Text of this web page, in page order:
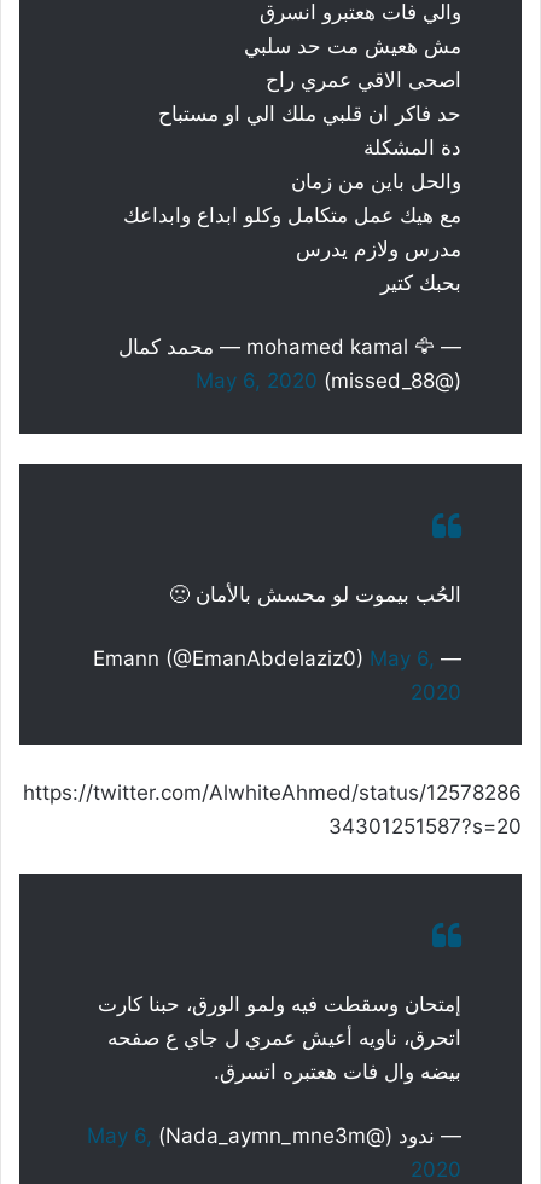
والي فات هعتبرو انسرق
مش هعيش مت حد سلبي
اصحى الاقي عمري راح
حد فاكر ان قلبي ملك الي او مستباح
دة المشكلة
والحل باين من زمان
مع هيك عمل متكامل وكلو ابداع وابداعك
مدرس ولازم يدرس
بحبك كتير
— 🦅 mohamed kamal — محمد كمال
(@missed_88)
May 6, 2020
الحُب بيموت لو محسش بالأمان 🙁
— Emann (@EmanAbdelaziz0)
May 6,
2020
https://twitter.com/AlwhiteAhmed/status/12578286
34301251587?s=20
إمتحان وسقطت فيه ولمو الورق، حبنا كارت
اتحرق، ناويه أعيش عمري ل جاي ع صفحه
بيضه وال فات هعتبره اتسرق.
— ندود (@Nada_aymn_mne3m)
May 6,
2020